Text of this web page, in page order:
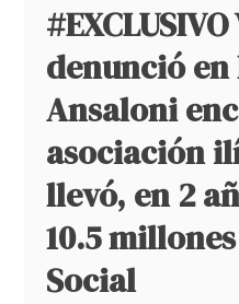
denunció
Ansaloni
asociación
llevó, en 2
10.5
Social